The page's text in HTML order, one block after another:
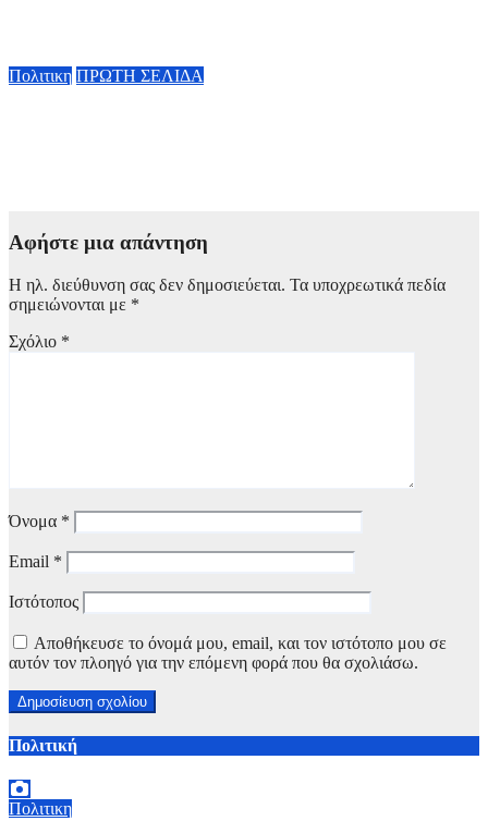
Πολιτικη ΠΡΩΤΗ ΣΕΛΙΔΑ
Αφήστε μια απάντηση
Η ηλ. διεύθυνση σας δεν δημοσιεύεται. Τα υποχρεωτικά πεδία
σημειώνονται με *
Σχόλιο *
Όνομα *
Email *
Ιστότοπος
Αποθήκευσε το όνομά μου, email, και τον ιστότοπο μου σε
αυτόν τον πλοηγό για την επόμενη φορά που θα σχολιάσω.
Πολιτική
Πολιτικη